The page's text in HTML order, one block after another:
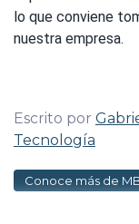
lo que conviene
nuestra empresa.
Escrito por
Tecnología
Conoce más de